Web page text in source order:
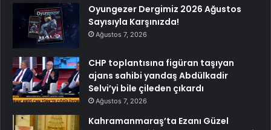
Oyungezer Dergimiz 2026 Ağustos
Sayısıyla Karşınızda!
Ağustos 7, 2026
CHP toplantısına figüran taşıyan
ajans sahibi yandaş Abdülkadir
Selvi’yi bile çileden çıkardı
Ağustos 7, 2026
Kahramanmaraş’ta Ezanı Güzel